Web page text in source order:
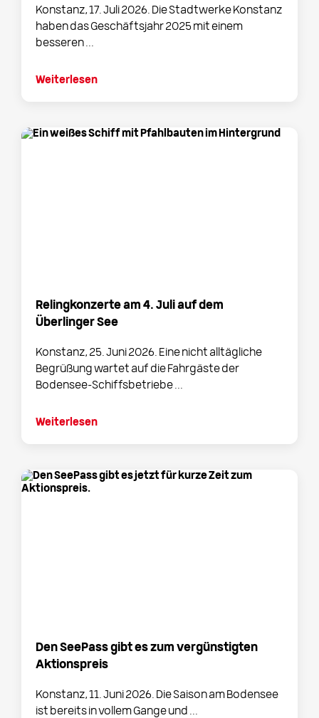
Konstanz, 17. Juli 2026. Die Stadtwerke Konstanz
haben das Geschäftsjahr 2025 mit einem
besseren ...
Weiterlesen
Relingkonzerte am 4. Juli auf dem
Überlinger See
Konstanz, 25. Juni 2026. Eine nicht alltägliche
Begrüßung wartet auf die Fahrgäste der
Bodensee-Schiffsbetriebe ...
Weiterlesen
Den SeePass gibt es zum vergünstigten
Aktionspreis
Konstanz, 11. Juni 2026. Die Saison am Bodensee
ist bereits in vollem Gange und ...